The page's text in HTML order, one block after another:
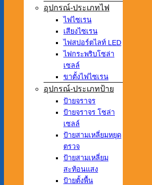
อุปกรณ์-ประเภทไฟ
ไฟไซเรน
เสียงไซเรน
ไฟสปอร์ตไลท์ LED
ไฟกระพริบโซล่า
เซลล์
ขาตั้งไฟไซเรน
อุปกรณ์-ประเภทป้าย
ป้ายจราจร
ป้ายจราจร โซล่า
เซลล์
ป้ายสามเหลี่ยมหยุด
ตรวจ
ป้ายสามเหลี่ยม
สะท้อนแสง
ป้ายตั้งพื้น